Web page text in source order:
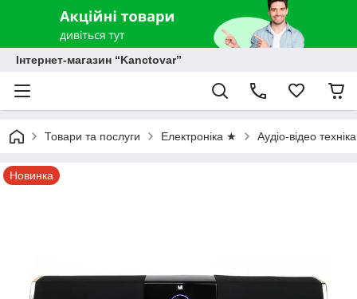
Інтернет-магазин “Kanctovar”
Товари та послуги Електроніка ★ Аудіо-відео
Новинка